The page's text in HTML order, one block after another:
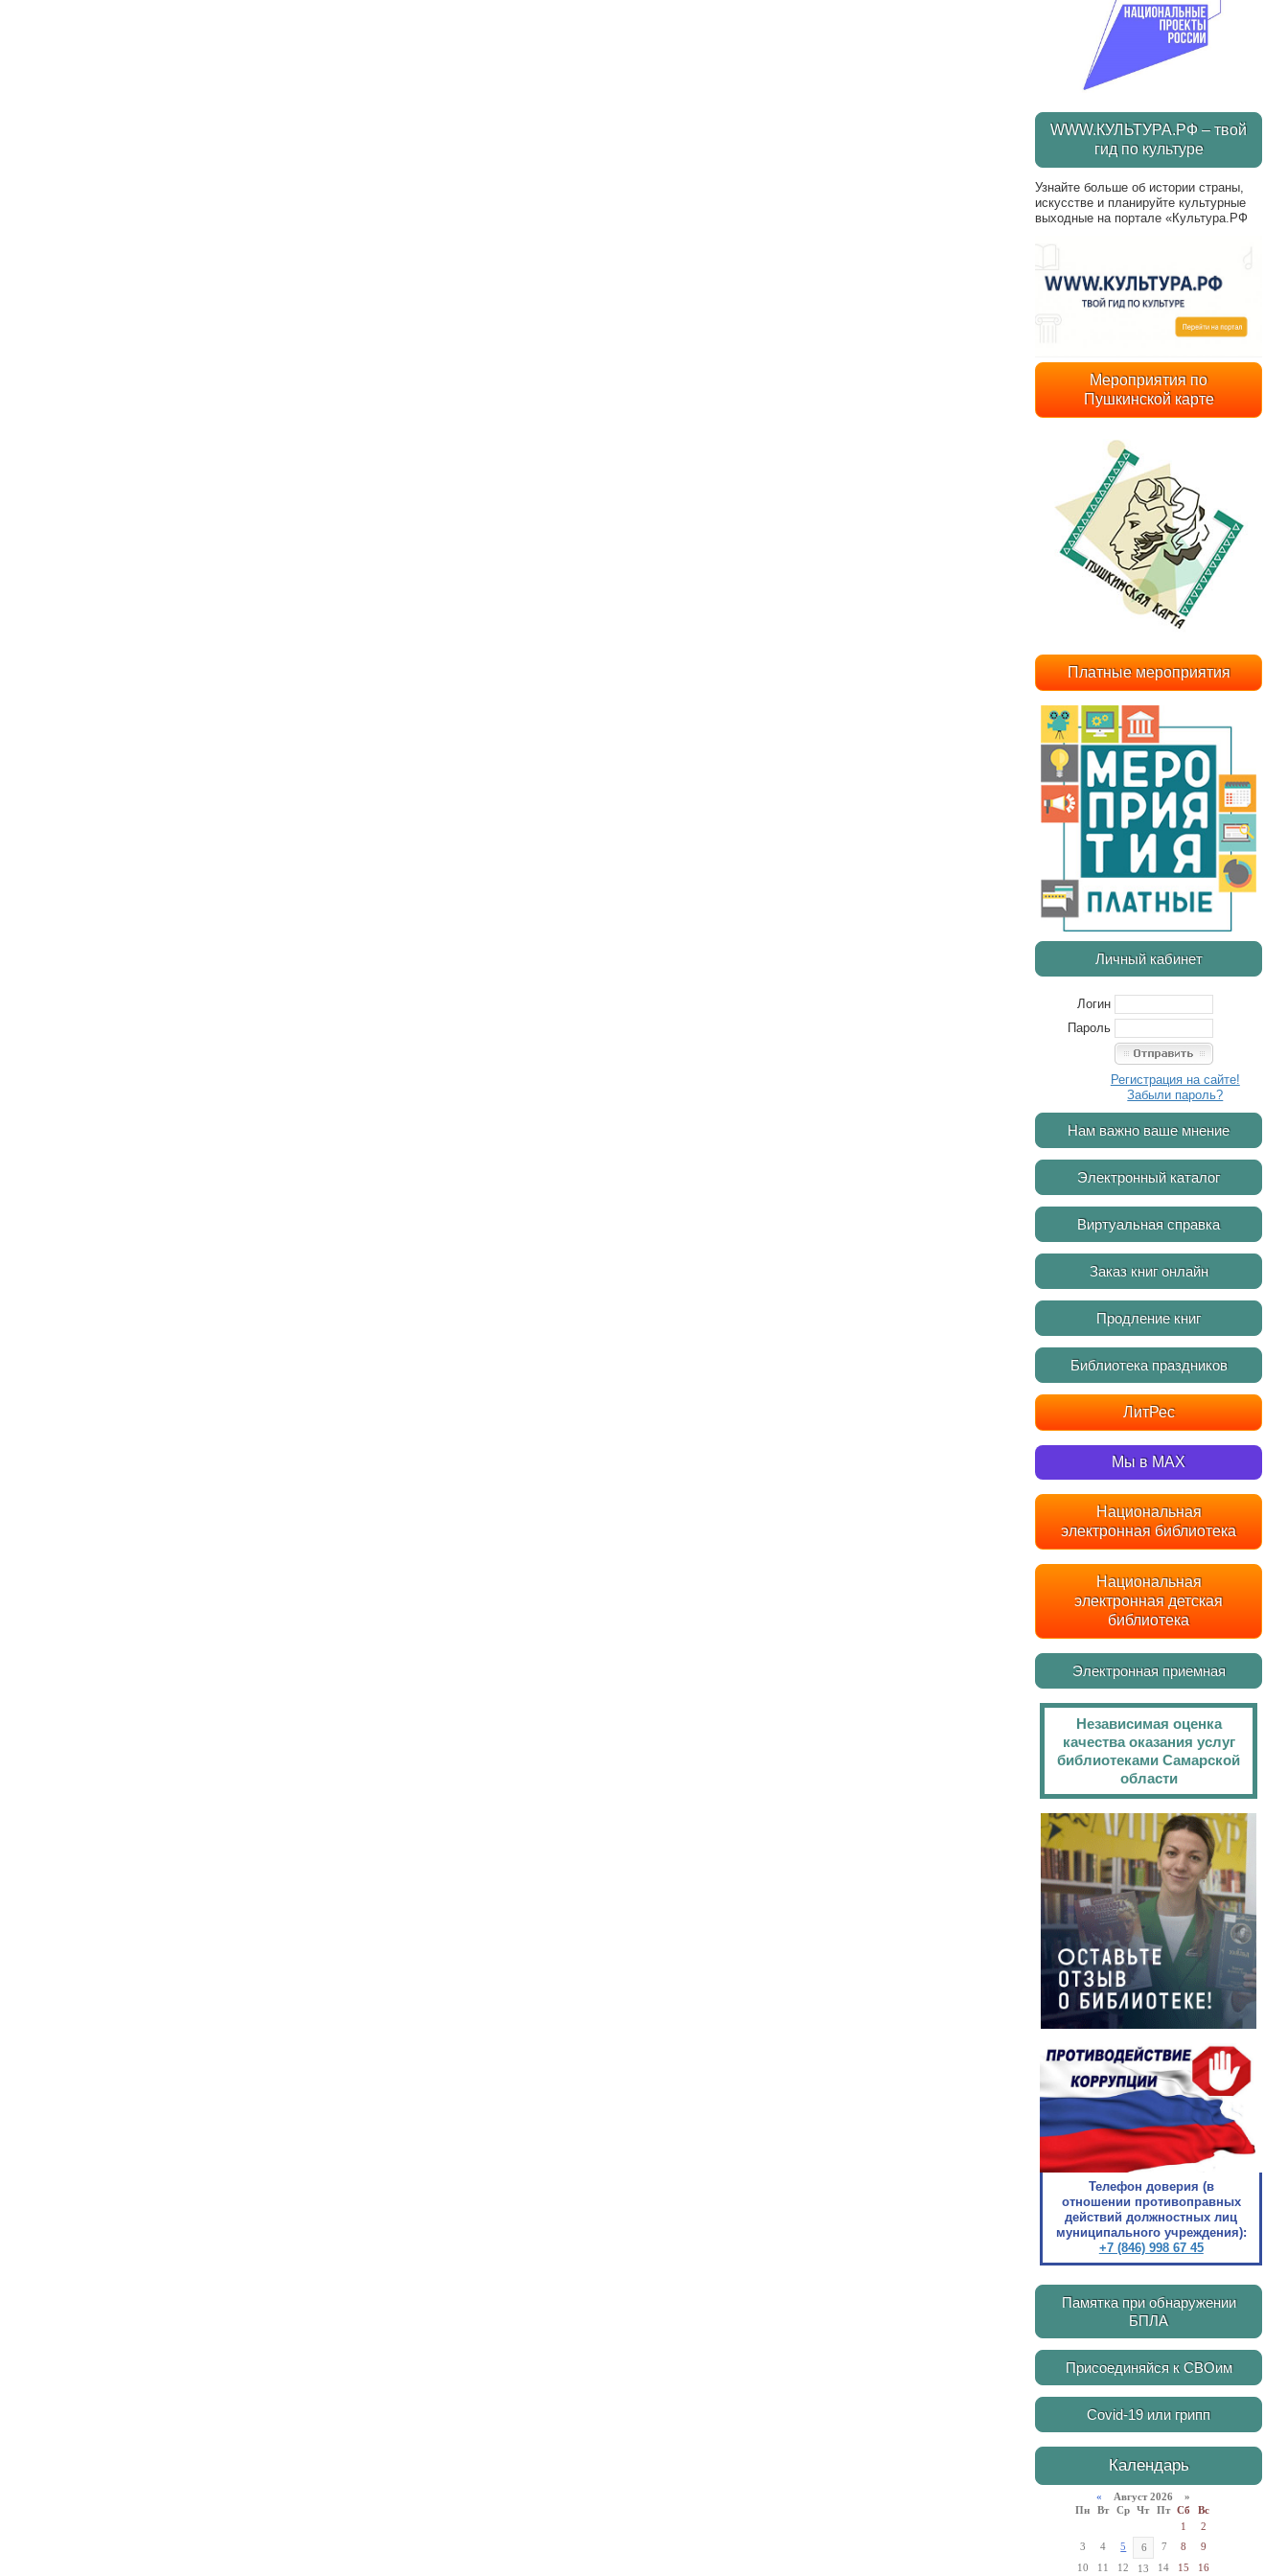
WWW.КУЛЬТУРА.РФ – твой
гид по культуре
Узнайте больше об истории страны,
искусстве и планируйте культурные
выходные на портале «Культура.РФ
Мероприятия по
Пушкинской карте
Платные мероприятия
Личный кабинет
Логин
Пароль
Регистрация на сайте!
Забыли пароль?
Нам важно ваше мнение
Электронный каталог
Виртуальная справка
Заказ книг онлайн
Продление книг
Библиотека праздников
ЛитРес
Мы в MAX
Национальная
электронная библиотека
Национальная
электронная детская
библиотека
Электронная приемная
Независимая оценка
качества оказания услуг
библиотеками Самарской
области
Телефон доверия (в
отношении противоправных
действий должностных лиц
муниципального учреждения):
+7 (846) 998 67 45
Памятка при обнаружении
БПЛА
Присоединяйся к СВОим
Covid-19 или грипп
Календарь
« Август 2026 »
Пн
Вт Ср Чт Пт Сб
Вс
1
2
3
4 5 6 7 8
9
10
11 12 13 14 15 16